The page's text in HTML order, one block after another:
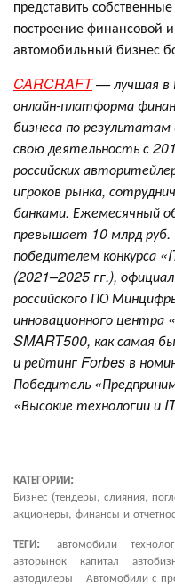
представить
построение финансовой
автомобильный бизнес
CARCRAFT— лучшая в
онлайн-платформа
бизнеса по
свою деятельность с
российских
игроков рынка,
банками. Ежемесячный
превышает 10 млрд руб.
победителем конкурса
(2021–2025 гг.),
российского ПО
инновационного центра
SMART500, как самая
и рейтинг Forbes в
Победитель
«Высокие технологии и
КАТЕГОРИИ:
Бизнес (тендеры, слияния,
акционеры, финансы и
ТЕГИ:
автомобили
авторынок
капитал
автодилеры
Автомобили с